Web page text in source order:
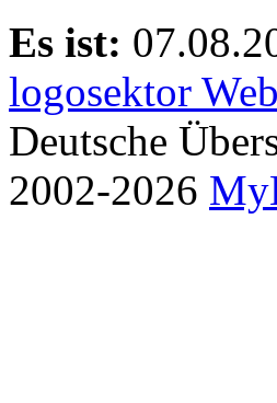
Es ist:
logosektor
Deutsche
2002-2026